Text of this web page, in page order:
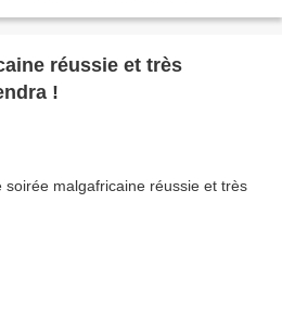
réussie et très
!